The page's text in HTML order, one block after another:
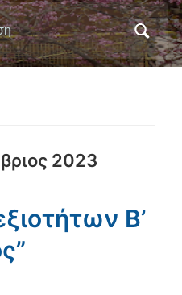
2023
Β’